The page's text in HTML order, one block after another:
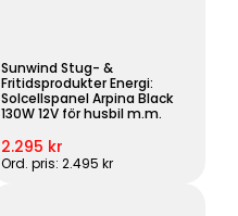
Sunwind Stug- &
Fritidsprodukter Energi:
Solcellspanel Arpina Black
130W 12V för husbil m.m.
2.295 kr
Ord. pris: 2.495 kr